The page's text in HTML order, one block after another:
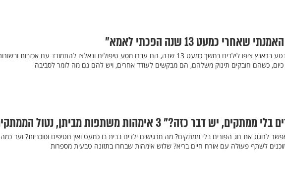
שאחרי כמעט 13 שנה הפכתי לאמא"
יוחאי ונטע בראנץ ציפו לילדים במשך כמעט 13 שנה, הם עברו מסע טיפולים ונאלצו להתמודד עם אכזבות
כשהם חובקים תינוק משלהם, הם מבקשים לעודד אחרים, ויש להם גם מה לומר לסביבה
ממתקים, יש דבר כזה?" 3 אימהות משתפות מביתן, נטול הממתקים
לחגוג את חג הפורים בלי ממתקים? מה מרגישים ילדים בבית בו כמעט ואין חטיפים וסוכריות? ועד
לשתף פעולה עם אורח חיים בריא? שלוש אימהות שבחרו בתזונה טבעית מספרות